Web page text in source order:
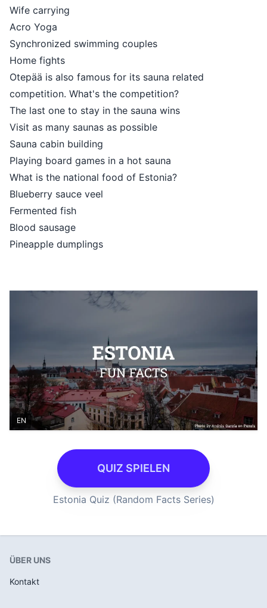
Wife carrying
Acro Yoga
Synchronized swimming couples
Home fights
Otepää is also famous for its sauna related
competition. What's the competition?
The last one to stay in the sauna wins
Visit as many saunas as possible
Sauna cabin building
Playing board games in a hot sauna
What is the national food of Estonia?
Blueberry sauce veel
Fermented fish
Blood sausage
Pineapple dumplings
EN
QUIZ SPIELEN
Estonia Quiz (Random Facts Series)
ÜBER UNS
Kontakt